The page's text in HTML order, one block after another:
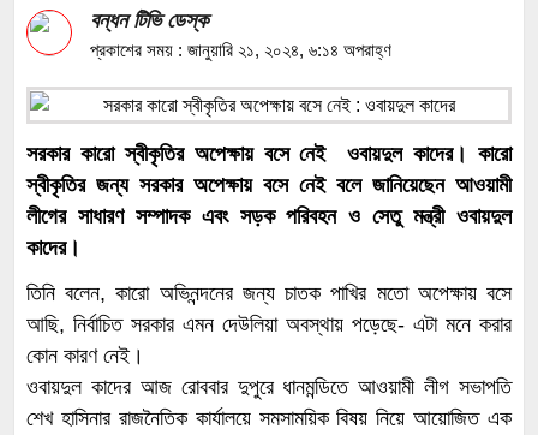
একই সঙ্গে বিভিন্ন সামাজিক মাধ্যমে প্রচার করতে হবে।
এছাড়াও প্রতিদিন অন্তত ০৩ টি নিউজ শেয়ার করতে
হবে। (বাধ্যতামূলক) অবশ্যই অফিস থেকে দেয়া
এ্যাসাইনমেন্ট সম্পন্ন করতে হবে। নিউজের ছবি এবং
নিউজের সঙ্গে ভিডিও পাঠাতে হবে ( ছবি কপি করা যাবে না
কপি করলে তা উল্লেখ করতে হবে)। বেতন ভাতা :- মাসিক
বেতন ও বিজ্ঞাপনের কমিশন আলোচনা সাপেক্ষে। আবেদন
করতে আপনাকে যা করতে হবে :- আমাদের ই-মেইলের
পরিচয়পত্র এর কপি, সর্ব্বোচ্চ শিক্ষাগত সনদ এর কপি,
পাসপোর্ট সাইজের ছবি, অভিজ্ঞতা থাকলে প্রমাণ স্বরুপ
নিজের ব্যক্তিগত মেইল থেকে পাঠাতে হবে। কারণ যে
মেইল থেকে সিভি পাঠাবেন অফিস থেকে সেই মেইলেই
বন্ধন টিভি ডেস্ক
প্রকাশের সময় : জানুয়ারি ২১, ২০২৪, ৬:১৪ অপরাহ্ণ
সরকার কারো স্বীকৃতির অপেক্ষায় বসে নেই ওবায়দুল কাদের। কারো
স্বীকৃতির জন্য সরকার অপেক্ষায় বসে নেই বলে জানিয়েছেন আওয়ামী
লীগের সাধারণ সম্পাদক এবং সড়ক পরিবহন ও সেতু মন্ত্রী ওবায়দুল
কাদের।
তিনি বলেন, কারো অভিনন্দনের জন্য চাতক পাখির মতো অপেক্ষায় বসে
আছি, নির্বাচিত সরকার এমন দেউলিয়া অবস্থায় পড়েছে- এটা মনে করার
কোন কারণ নেই।
ওবায়দুল কাদের আজ রোববার দুপুরে ধানমন্ডিতে আওয়ামী লীগ সভাপতি
শেখ হাসিনার রাজনৈতিক কার্যালয়ে সমসাময়িক বিষয় নিয়ে আয়োজিত এক